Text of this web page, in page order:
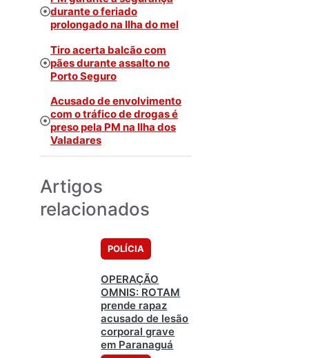
durante o feriado
prolongado na Ilha do mel
Tiro acerta balcão com
pães durante assalto no
Porto Seguro
Acusado de envolvimento
com o tráfico de drogas é
preso pela PM na Ilha dos
Valadares
Artigos
relacionados
POLÍCIA
OPERAÇÃO
OMNIS: ROTAM
prende rapaz
acusado de lesão
corporal grave
em Paranaguá